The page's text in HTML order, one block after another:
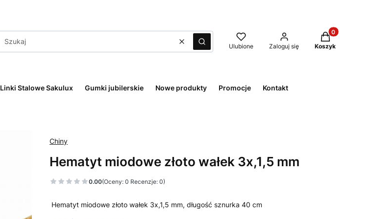
WyczyśćSzukaj Ulubione Zaloguj się
Produkty w
Koszyk
Linki Stalowe Sakulux Gumki jubilerskie Nowe produkty Promocje Kontakt
Chiny
Hematyt miodowe złoto wałek 3x,1,5 mm
0.00(Oceny: 0 Recenzje: 0)
Hematyt miodowe złoto wałek 3x,1,5 mm, długość sznurka 40 cm